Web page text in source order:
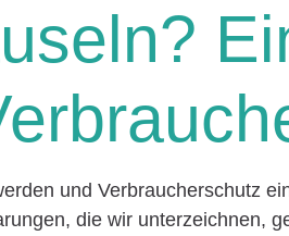
und Verbraucherschutz
die wir unterzeichnen,